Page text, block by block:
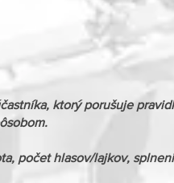
ktorý porušuje
počet hlasov/lajkov,